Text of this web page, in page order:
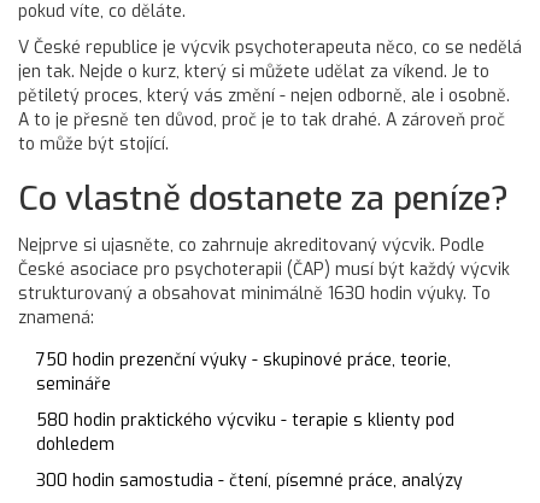
pokud víte, co děláte.
V České republice je výcvik psychoterapeuta něco, co se nedělá
jen tak. Nejde o kurz, který si můžete udělat za víkend. Je to
pětiletý proces, který vás změní - nejen odborně, ale i osobně.
A to je přesně ten důvod, proč je to tak drahé. A zároveň proč
to může být stojící.
Co vlastně dostanete za peníze?
Nejprve si ujasněte, co zahrnuje akreditovaný výcvik. Podle
České asociace pro psychoterapii (ČAP) musí být každý výcvik
strukturovaný a obsahovat minimálně 1630 hodin výuky. To
znamená:
750 hodin prezenční výuky - skupinové práce, teorie,
semináře
580 hodin praktického výcviku - terapie s klienty pod
dohledem
300 hodin samostudia - čtení, písemné práce, analýzy